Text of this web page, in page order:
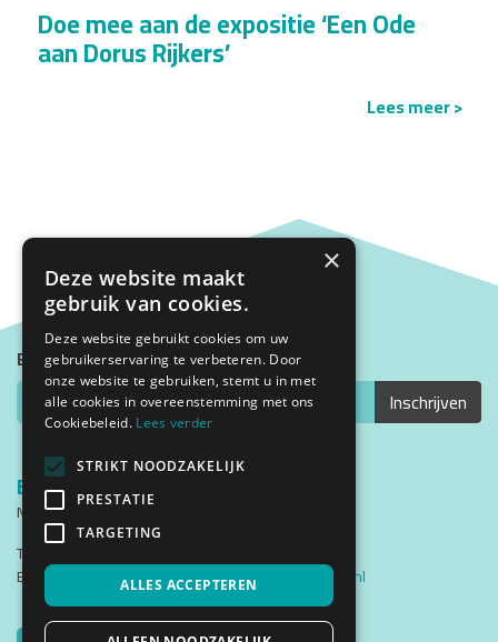
Doe mee aan de expositie ‘Een Ode
aan Dorus Rijkers’
Lees meer >
Blijf op de hoogte met onze nieuwsbrief
Bezoekadres
Middenweg 21782 BG Den Helder
Telefoon: (0223) 537200
Email: cursistenadministratie@triade-denhelder.nl
×
Deze website maakt
gebruik van cookies.
Deze website gebruikt cookies om uw
gebruikerservaring te verbeteren. Door
onze website te gebruiken, stemt u in met
alle cookies in overeenstemming met ons
Cookiebeleid. Lees verder
STRIKT NOODZAKELIJK
PRESTATIE
TARGETING
ALLES ACCEPTEREN